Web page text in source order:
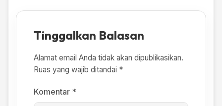
Tinggalkan Balasan
Alamat email Anda tidak akan dipublikasikan.
Ruas yang wajib ditandai *
Komentar *